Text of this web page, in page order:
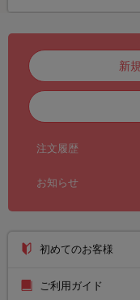
新
注文履歴
お知らせ
初めてのお客様
ご利用ガイド